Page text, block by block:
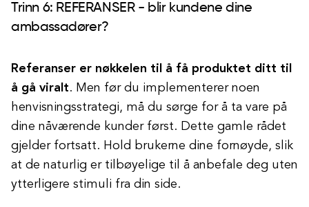
Trinn 6: REFERANSER - blir kundene dine
ambassadører?
Referanser er nøkkelen til å få produktet ditt til
å gå viralt. Men før du implementerer noen
henvisningsstrategi, må du sørge for å ta vare på
dine nåværende kunder først. Dette gamle rådet
gjelder fortsatt. Hold brukerne dine fornøyde, slik
at de naturlig er tilbøyelige til å anbefale deg uten
ytterligere stimuli fra din side.